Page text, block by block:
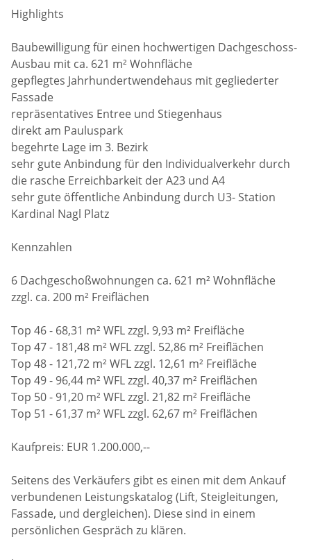
Highlights
Baubewilligung für einen hochwertigen Dachgeschoss-
Ausbau mit ca. 621 m² Wohnfläche
gepflegtes Jahrhundertwendehaus mit gegliederter
Fassade
repräsentatives Entree und Stiegenhaus
direkt am Pauluspark
begehrte Lage im 3. Bezirk
sehr gute Anbindung für den Individualverkehr durch
die rasche Erreichbarkeit der A23 und A4
sehr gute öffentliche Anbindung durch U3- Station
Kardinal Nagl Platz
Kennzahlen
6 Dachgeschoßwohnungen ca. 621 m² Wohnfläche
zzgl. ca. 200 m² Freiflächen
Top 46 - 68,31 m² WFL zzgl. 9,93 m² Freifläche
Top 47 - 181,48 m² WFL zzgl. 52,86 m² Freiflächen
Top 48 - 121,72 m² WFL zzgl. 12,61 m² Freifläche
Top 49 - 96,44 m² WFL zzgl. 40,37 m² Freiflächen
Top 50 - 91,20 m² WFL zzgl. 21,82 m² Freifläche
Top 51 - 61,37 m² WFL zzgl. 62,67 m² Freiflächen
Kaufpreis: EUR 1.200.000,--
Seitens des Verkäufers gibt es einen mit dem Ankauf
verbundenen Leistungskatalog (Lift, Steigleitungen,
Fassade, und dergleichen). Diese sind in einem
persönlichen Gespräch zu klären.